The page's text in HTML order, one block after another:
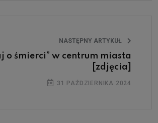
NASTĘPNY ARTYKUŁ
o śmierci” w centrum miasta
[zdjęcia]
31 PAŹDZIERNIKA 2024